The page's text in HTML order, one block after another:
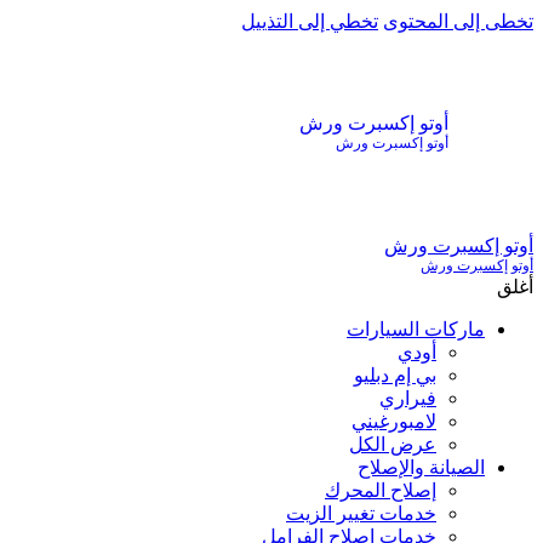
تخطى إلى المحتوى تخطي إلى التذييل
أوتو إكسبرت ورش
أوتو إكسبرت ورش
أوتو إكسبرت ورش
أوتو إكسبرت ورش
أغلق
ماركات السيارات
أودي
بي إم دبليو
فيراري
لامبورغيني
عرض الكل
الصيانة والإصلاح
إصلاح المحرك
خدمات تغيير الزيت
خدمات إصلاح الفرامل